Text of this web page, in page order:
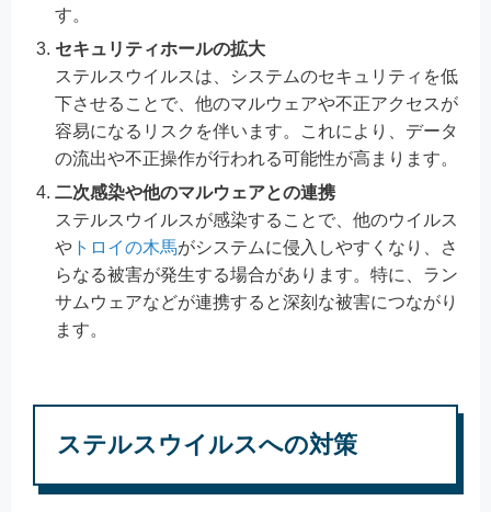
す。
セキュリティホールの拡大
ステルスウイルスは、システムのセキュリティを低
下させることで、他のマルウェアや不正アクセスが
容易になるリスクを伴います。これにより、データ
の流出や不正操作が行われる可能性が高まります。
二次感染や他のマルウェアとの連携
ステルスウイルスが感染することで、他のウイルス
や トロイの木馬がシステムに侵入しやすくなり、さ
らなる被害が発生する場合があります。特に、ラン
サムウェアなどが連携すると深刻な被害につながり
ます。
ステルスウイルスへの対策